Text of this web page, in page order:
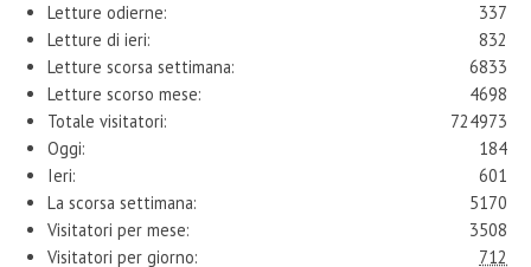
337
Letture odierne:
832
Letture di ieri:
6833
Letture scorsa settimana:
4698
Letture scorso mese:
724973
Totale visitatori:
184
Oggi:
601
Ieri:
5170
La scorsa settimana:
3508
Visitatori per mese:
712
Visitatori per giorno: